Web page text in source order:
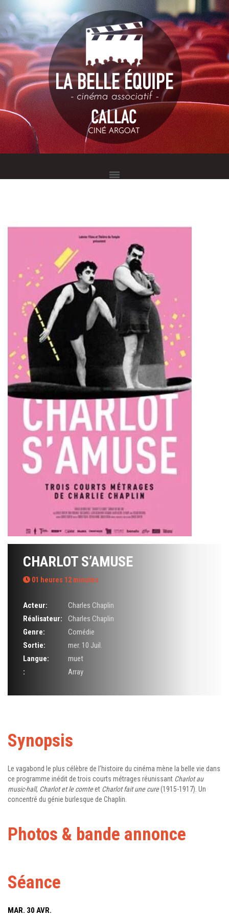
CHARLOT S’AMUSE
01 heures 12 minutes
Acteur:
Charles Chaplin
Réalisateur:
Charles Chaplin
Genre:
Comédie
Sortie:
mer. 10 Juil.
Langue:
muet
:
Array
Synopsis
Le vagabond le plus célèbre de l’histoire du cinéma mène la belle vie dans
ce programme inédit de trois courts métrages réunissant Charlot au
music-hall, Charlot et le comteet Charlot fait une cure(1915-1917). Un
concentré du génie burlesque de Chaplin.
Photos & bande annonce
Séance
MAR. 30 AVR.